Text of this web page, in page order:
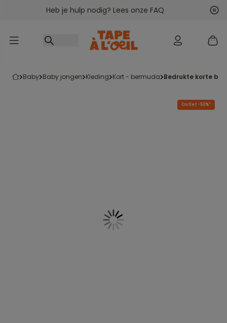
Ga naar inhoudHeb je hulp nodig? Lees onze FAQ
baby baby jongen kleding kort - bermuda bedrukte korte
Outlet -50%*